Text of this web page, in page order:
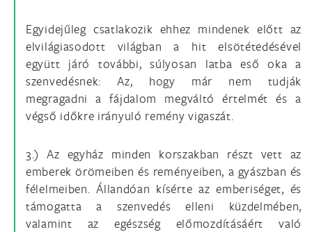
Egyidejűleg csatlakozik ehhez mindenek előtt az
elvilágiasodott világban a hit elsötétedésével
együtt járó további, súlyosan latba eső oka a
szenvedésnek: Az, hogy már nem tudják
megragadni a fájdalom megváltó értelmét és a
végső időkre irányuló remény vigaszát.
3.) Az egyház minden korszakban részt vett az
emberek örömeiben és reményeiben, a gyászban és
félelmeiben. Állandóan kísérte az emberiséget, és
támogatta a szenvedés elleni küzdelmében,
valamint az egészség előmozdításáért való